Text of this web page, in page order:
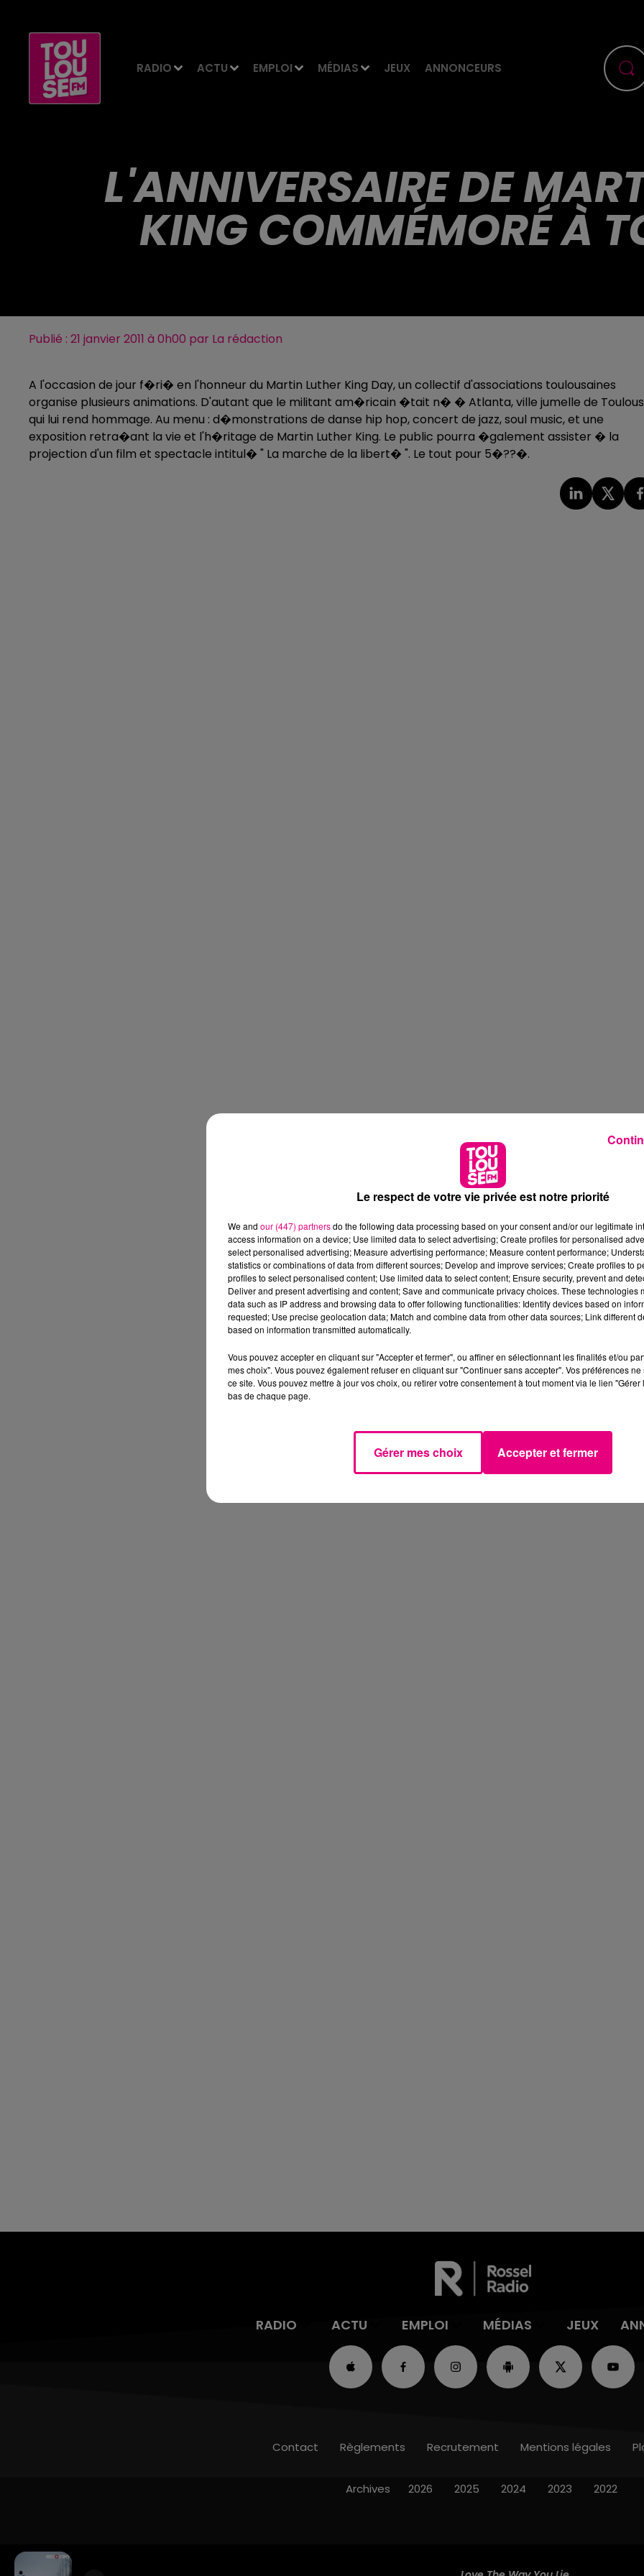
RADIO ACTU EMPLOI MÉDIAS JEUX ANNONCEURS
L'ANNIVERSAIRE DE
KING COMMÉMORÉ À
Publié : 21 janvier 2011 à 0h00 par La rédaction
A l'occasion de jour f�ri� en l'honneur du Martin Luther King Day, un collectif d'associations toulousaines
organise plusieurs animations. D'autant que le militant am�ricain �tait n� � Atlanta, ville jumelle de
qui lui rend hommage. Au menu : d�monstrations de danse hip hop, concert de jazz, soul music, et une
exposition retra�ant la vie et l'h�ritage de Martin Luther King. Le public pourra �galement assister � la
projection d'un film et spectacle intitul� " La marche de la libert� ". Le tout pour 5�??�.
RADIO ACTU EMPLOI MÉDIAS JEUX
Contact Règlements Recrutement Mentions légales
Archives 2026 2025 2024 2023 2022
Le respect de votre vie privée est notre priorité
We and our (447) partnersdo the following data processing based on your consent and/or our legitimate
access information on a device; Use limited data to select advertising; Create profiles for personalised
select personalised advertising; Measure advertising performance; Measure content performance;
statistics or combinations of data from different sources; Develop and improve services; Create profiles to
profiles to select personalised content; Use limited data to select content; Ensure security, prevent and
Deliver and present advertising and content; Save and communicate privacy choices. These technologies
data such as IP address and browsing data to offer following functionalities: Identify devices based on
requested; Use precise geolocation data; Match and combine data from other data sources; Link different
based on information transmitted automatically.
Vous pouvez accepter en cliquant sur "Accepter et fermer", ou affiner en sélectionnant les finalités et/ou
mes choix". Vous pouvez également refuser en cliquant sur "Continuer sans accepter". Vos préférences
ce site. Vous pouvez mettre à jour vos choix, ou retirer votre consentement à tout moment via le lien
bas de chaque page.
Gérer mes choix Accepter et fermer